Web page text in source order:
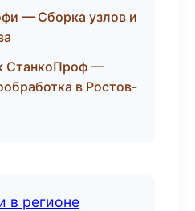
— Сборка узлов и
СтанкоПроф —
в Ростов-
в регионе